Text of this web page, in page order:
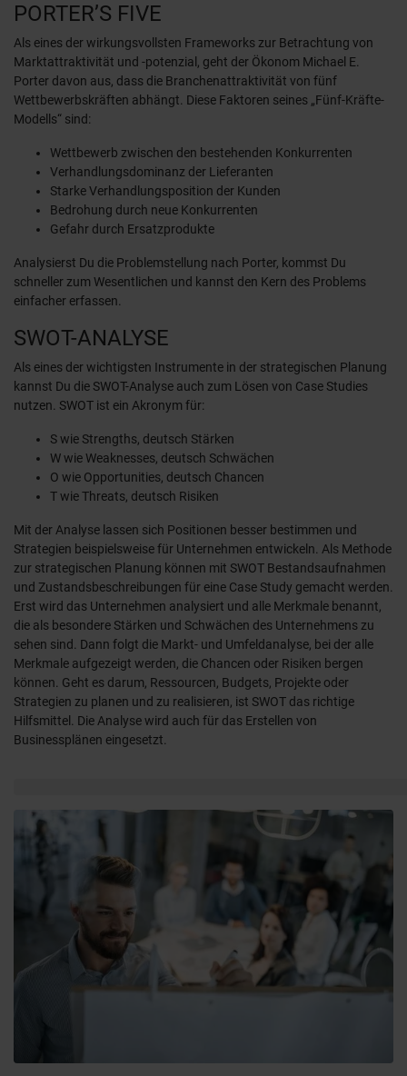
PORTER’S FIVE
Als eines der wirkungsvollsten Frameworks zur Betrachtung von
Marktattraktivität und -potenzial, geht der Ökonom Michael E.
Porter davon aus, dass die Branchenattraktivität von fünf
Wettbewerbskräften abhängt. Diese Faktoren seines „Fünf-Kräfte-
Modells“ sind:
Wettbewerb zwischen den bestehenden Konkurrenten
Verhandlungsdominanz der Lieferanten
Starke Verhandlungsposition der Kunden
Bedrohung durch neue Konkurrenten
Gefahr durch Ersatzprodukte
Analysierst Du die Problemstellung nach Porter, kommst Du
schneller zum Wesentlichen und kannst den Kern des Problems
einfacher erfassen.
SWOT-ANALYSE
Als eines der wichtigsten Instrumente in der strategischen Planung
kannst Du die SWOT-Analyse auch zum Lösen von Case Studies
nutzen. SWOT ist ein Akronym für:
S wie Strengths, deutsch Stärken
W wie Weaknesses, deutsch Schwächen
O wie Opportunities, deutsch Chancen
T wie Threats, deutsch Risiken
Mit der Analyse lassen sich Positionen besser bestimmen und
Strategien beispielsweise für Unternehmen entwickeln. Als Methode
zur strategischen Planung können mit SWOT Bestandsaufnahmen
und Zustandsbeschreibungen für eine Case Study gemacht werden.
Erst wird das Unternehmen analysiert und alle Merkmale benannt,
die als besondere Stärken und Schwächen des Unternehmens zu
sehen sind. Dann folgt die Markt- und Umfeldanalyse, bei der alle
Merkmale aufgezeigt werden, die Chancen oder Risiken bergen
können. Geht es darum, Ressourcen, Budgets, Projekte oder
Strategien zu planen und zu realisieren, ist SWOT das richtige
Hilfsmittel. Die Analyse wird auch für das Erstellen von
Businessplänen eingesetzt.